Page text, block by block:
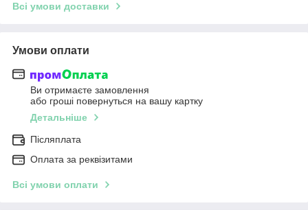
Всі умови доставки
Умови оплати
Ви отримаєте замовлення
або гроші повернуться на вашу картку
Детальніше
Післяплата
Оплата за реквізитами
Всі умови оплати